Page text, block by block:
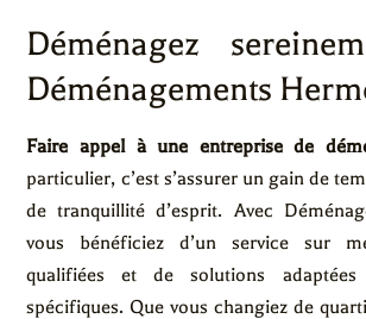
Déménagez
Déménagements
Faire appel à une entreprise de
particulier, c’est s’assurer un gain de
de tranquillité d’esprit. Avec
vous bénéficiez d’un service sur
qualifiées et de solutions
spécifiques. Que vous changiez de